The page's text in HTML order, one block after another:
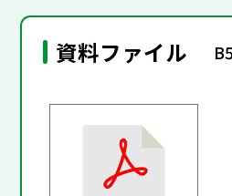
資料ファイル